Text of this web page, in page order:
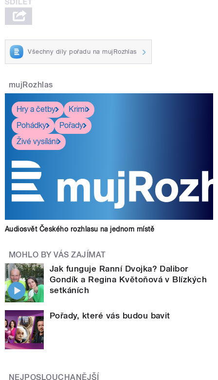
Všechny díly pořadu na mujRozhlas
mujRozhlas
Hry a četby
Krimi
Pohádky
Pořady
Živé vysílání
Audiosvět Českého rozhlasu na jednom místě
MOHLO BY VÁS ZAJÍMAT
Jak funguje Ranní Dvojka? Dalibor
Gondík a Regina Květoňová v Blízkých
setkáních
Pořady, které vás budou bavit
NEJPOSLOUCHANĚJŠÍ